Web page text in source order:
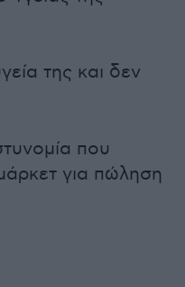
της και δεν
που
για πώληση